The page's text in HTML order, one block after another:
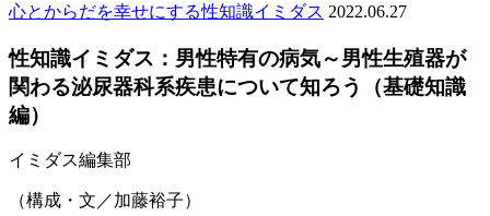
心とからだを幸せにする性知識イミダス 2022.06.27
性知識イミダス：男性特有の病気～男性生殖器が
関わる泌尿器科系疾患について知ろう（基礎知識
編）
イミダス編集部
（構成・文／加藤裕子）